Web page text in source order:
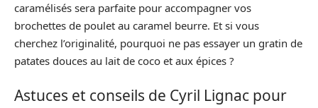
caramélisés sera parfaite pour accompagner vos
brochettes de poulet au caramel beurre. Et si vous
cherchez l’originalité, pourquoi ne pas essayer un gratin de
patates douces au lait de coco et aux épices ?
Astuces et conseils de Cyril Lignac pour